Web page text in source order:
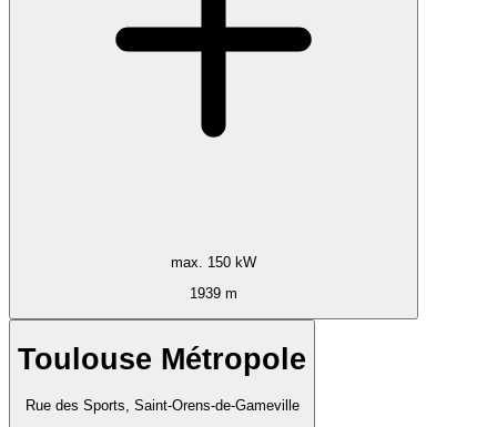
max. 150 kW
1939 m
Toulouse Métropole
Rue des Sports, Saint-Orens-de-Gameville